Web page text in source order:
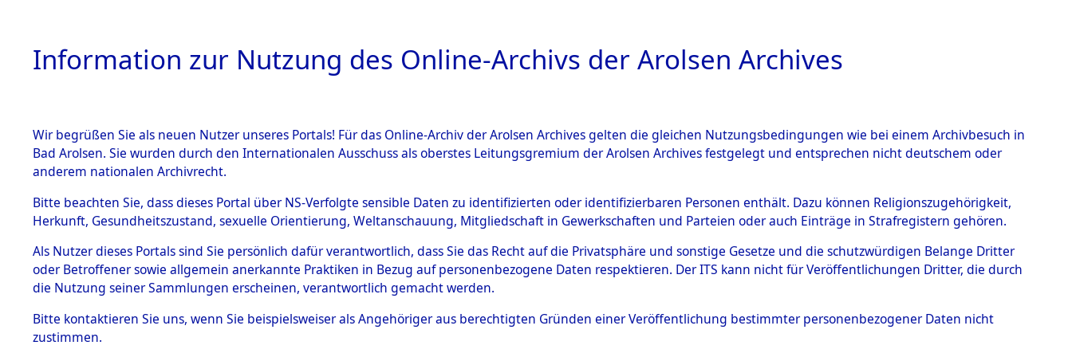
HOME BESTANDSBESCHREIBUNG ARCHIVALE ÜBERSICHT BILD
BESTÄNDE
Inhaftierungsdoku
mente
5. Verschiedenes
Todesmärsche
5.3.1 Alliierte
Rekonstruktion des Verlaufs und der Geschehnisse um
Todesmärsche, alphabetisch gegliedert nach betroffenen Orten
und Lagern→0004 (84629991)→0006 (84629997)
0006 (84629997)
Information zur Nutzung des Online-Archivs der Arolsen Archives
Wir begrüßen Sie als neuen Nutzer unseres Portals! Für das Online-Archiv der Arolsen Archives gelten die gleichen Nutzungsbedingungen wie bei einem Archivbesuch in
Bad Arolsen. Sie wurden durch den Internationalen Ausschuss als oberstes Leitungsgremium der Arolsen Archives festgelegt und entsprechen nicht deutschem oder
anderem nationalen Archivrecht.
Bitte beachten Sie, dass dieses Portal über NS-Verfolgte sensible Daten zu identifizierten oder identifizierbaren Personen enthält. Dazu können Religionszugehörigkeit,
Herkunft, Gesundheitszustand, sexuelle Orientierung, Weltanschauung, Mitgliedschaft in Gewerkschaften und Parteien oder auch Einträge in Strafregistern gehören.
Als Nutzer dieses Portals sind Sie persönlich dafür verantwortlich, dass Sie das Recht auf die Privatsphäre und sonstige Gesetze und die schutzwürdigen Belange Dritter
oder Betroffener sowie allgemein anerkannte Praktiken in Bezug auf personenbezogene Daten respektieren. Der ITS kann nicht für Veröffentlichungen Dritter, die durch
die Nutzung seiner Sammlungen erscheinen, verantwortlich gemacht werden.
Bitte kontaktieren Sie uns, wenn Sie beispielsweiser als Angehöriger aus berechtigten Gründen einer Veröffentlichung bestimmter personenbezogener Daten nicht
zustimmen.